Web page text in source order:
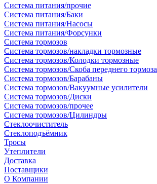
Система питания/прочие
Система питания/Баки
Система питания/Насосы
Система питания/Форсунки
Система тормозов
Система тормозов/накладки тормозные
Система тормозов/Колодки тормозные
Система тормозов/Скоба переднего тормоза
Система тормозов/Барабаны
Система тормозов/Вакуумные усилители
Система тормозов/Диски
Система тормозов/прочее
Система тормозов/Цилиндры
Стеклоочиститель
Стеклоподъёмник
Тросы
Утеплители
Доставка
Поставщики
О Компании